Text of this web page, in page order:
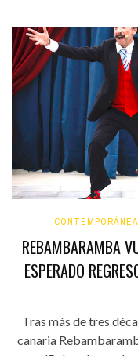
CONTEMPORÁNEA
REBAMBARAMBA
ESPERADO
Tras más de tres
canaria